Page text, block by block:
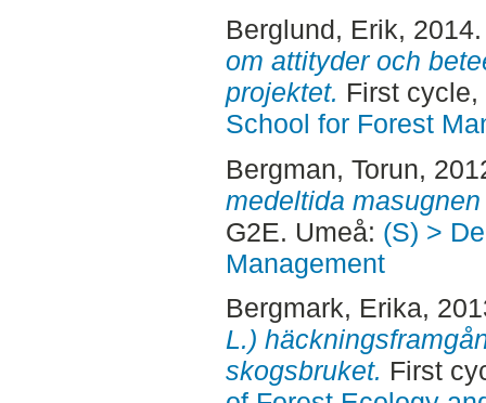
Berglund, Erik,
om attityder och
projektet. First
School for Forest
Bergman, Torun,
medeltida
G2E. Umeå: (S) >
Management
Bergmark, Erika,
L.)
skogsbruket. First